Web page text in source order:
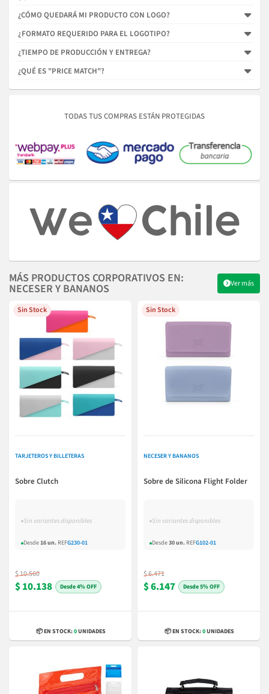
¿CÓMO QUEDARÁ MI PRODUCTO CON LOGO?
¿FORMATO REQUERIDO PARA EL LOGOTIPO?
¿TIEMPO DE PRODUCCIÓN Y ENTREGA?
¿QUÉ ES "PRICE MATCH"?
TODAS TUS COMPRAS ESTÁN PROTEGIDAS
MÁS PRODUCTOS CORPORATIVOS EN:
NECESER Y BANANOS Ver más
Sin Stock
TARJETEROS Y BILLETERAS
Sobre Clutch
Sin variantes disponibles
Desde16 un. REFG230-01
$ 10.560
$ 10.138 4% OFF
📦 EN STOCK:0UNIDADES
Sin Stock
NECESER Y BANANOS
Sobre de Silicona Flight Folder
Sin variantes disponibles
Desde30 un. REFG102-01
$ 6.471
$ 6.147 5% OFF
📦 EN STOCK:0UNIDADES